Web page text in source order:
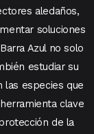
aledaños,
soluciones
Azul no solo
estudiar su
las especies que
clave
de la